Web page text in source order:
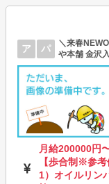
ア パ
＼来春
や本舗 金沢
月給200000円
【歩合制※参考
1）オイルリン